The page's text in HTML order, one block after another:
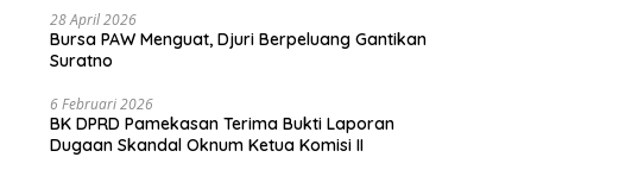
28 April 2026
Bursa PAW Menguat, Djuri Berpeluang Gantikan
Suratno
6 Februari 2026
BK DPRD Pamekasan Terima Bukti Laporan
Dugaan Skandal Oknum Ketua Komisi II